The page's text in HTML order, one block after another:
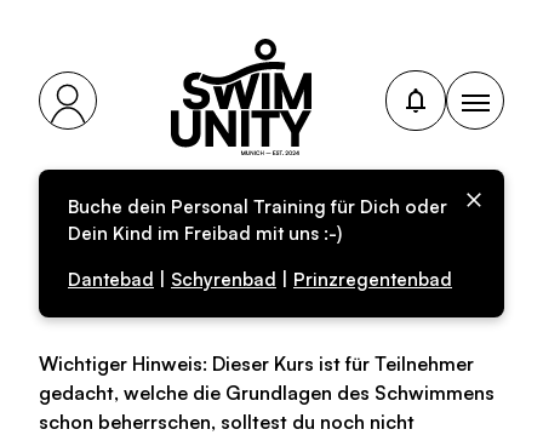
Buche dein Personal Training für Dich oder
Dein Kind im Freibad mit uns :-)
Dantebad
Schyrenbad Prinzregentenbad
Personal-Training
(Schnupperkurs)
Wichtiger Hinweis: Dieser Kurs ist für Teilnehmer
gedacht, welche die Grundlagen des Schwimmens
schon beherrschen, solltest du noch nicht